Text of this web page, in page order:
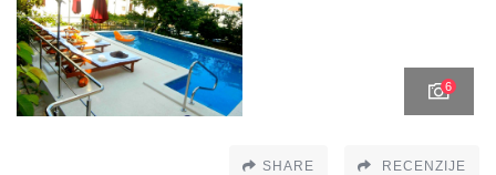
6
SHARE RECENZIJE